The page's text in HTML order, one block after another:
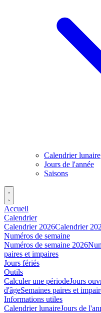
Calendrier lunaire
Jours de l'année
Saisons
Accueil
Calendrier
Calendrier 2026Calendrier
Numéros de semaine
Numéros de semaine 2026
paires et impaires
Jours fériés
Outils
Calculer une périodeJours
d'âgeSemaines paires et
Informations utiles
Calendrier lunaireJours de